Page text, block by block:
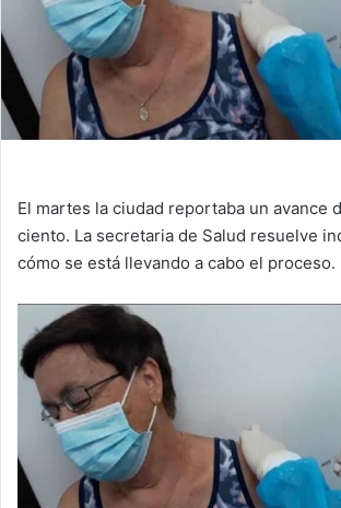
El martes la ciudad reportaba un avance
ciento. La secretaria de Salud resuelve
cómo se está llevando a cabo el proceso.